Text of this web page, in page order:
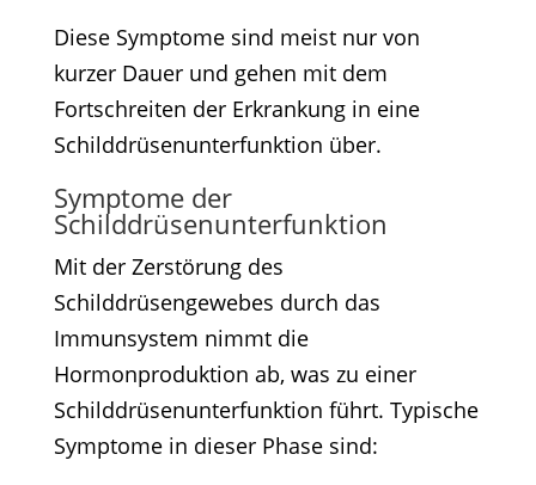
Diese Symptome sind meist nur von
kurzer Dauer und gehen mit dem
Fortschreiten der Erkrankung in eine
Schilddrüsenunterfunktion über.​
Symptome der
Schilddrüsenunterfunktion
Mit der Zerstörung des
Schilddrüsengewebes durch das
Immunsystem nimmt die
Hormonproduktion ab, was zu einer
Schilddrüsenunterfunktion führt. Typische
Symptome in dieser Phase sind:​